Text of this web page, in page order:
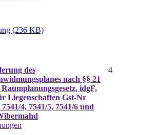
(236 KB)
des
nach §§ 21
idgF,
Liegenschaften Gst-Nr
7541/4, 7541/5, 7541/6 und
4